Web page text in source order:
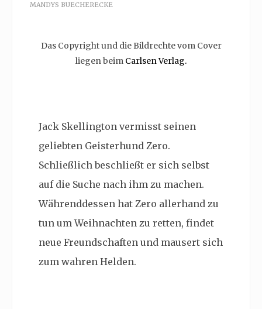
MANDYS BUECHERECKE
Das Copyright und die Bildrechte vom Cover
liegen beim Carlsen Verlag.
Jack Skellington vermisst seinen
geliebten Geisterhund Zero.
Schließlich beschließt er sich selbst
auf die Suche nach ihm zu machen.
Währenddessen hat Zero allerhand zu
tun um Weihnachten zu retten, findet
neue Freundschaften und mausert sich
zum wahren Helden.